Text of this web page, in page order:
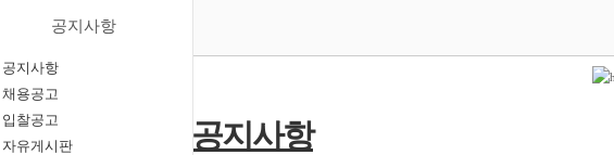
공지사항
공지사항
채용공고
입찰공고
자유게시판